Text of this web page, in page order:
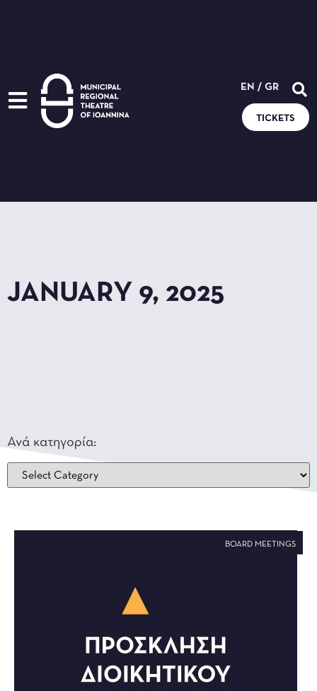
EN / GR
TICKETS
JANUARY 9, 2025
Ανά κατηγορία:
BOARD MEETINGS